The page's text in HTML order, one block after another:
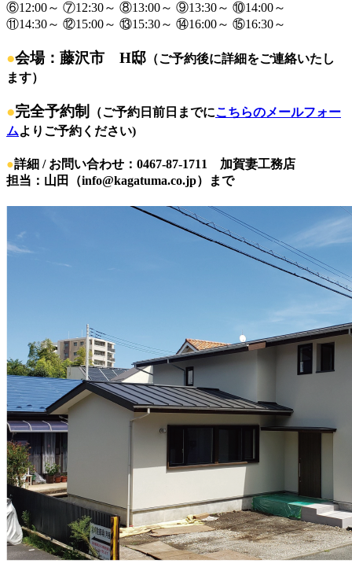
⑥12:00～ ⑦12:30～ ⑧13:00～ ⑨13:30～ ⑩14:00～
⑪14:30～ ⑫15:00～ ⑬15:30～ ⑭16:00～ ⑮16:30～
●会場：藤沢市 H邸 （ご予約後に詳細をご連絡いたし
ます）
●完全予約制 （ご予約日前日までにこちらのメールフォー
ムよりご予約ください)
●詳細 / お問い合わせ：0467-87-1711 加賀妻工務店
担当：山田（info@kagatuma.co.jp）まで